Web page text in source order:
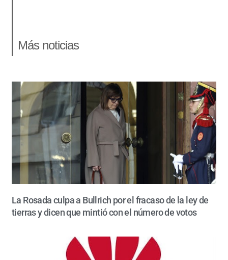
Más noticias
La Rosada culpa a Bullrich por el fracaso de la ley de
tierras y dicen que mintió con el número de votos